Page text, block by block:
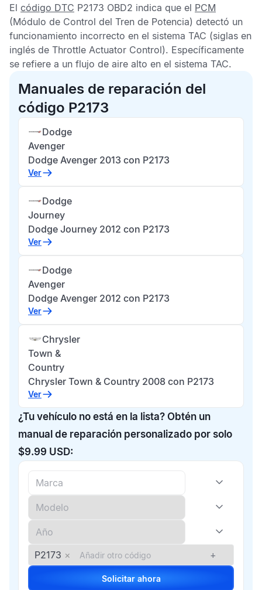
El código DTC P2173 OBD2 indica que el PCM
(Módulo de Control del Tren de Potencia) detectó un
funcionamiento incorrecto en el sistema TAC (siglas en
inglés de Throttle Actuator Control). Específicamente
se refiere a un flujo de aire alto en el sistema TAC.
Manuales de reparación del
código P2173
Dodge
Avenger
Dodge Avenger 2013 con P2173
Ver
Dodge
Journey
Dodge Journey 2012 con P2173
Ver
Dodge
Avenger
Dodge Avenger 2012 con P2173
Ver
Chrysler
Town &
Country
Chrysler Town & Country 2008 con P2173
Ver
¿Tu vehículo no está en la lista? Obtén un
manual de reparación personalizado por solo
$9.99 USD:
P2173 × +
Solicitar ahora